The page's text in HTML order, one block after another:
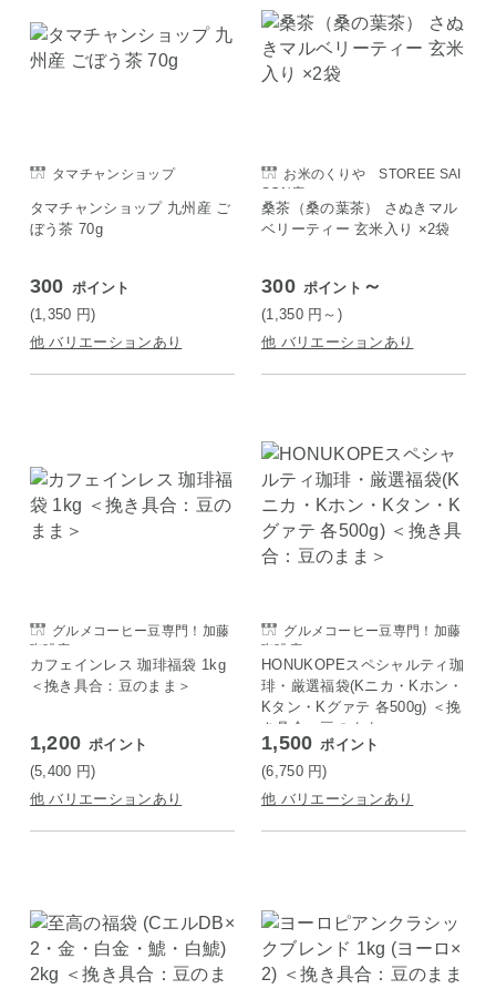
タマチャンショップ
タマチャンショップ 九州産 ご
ぼう茶 70g
300 ポイント
(1,350 円)
他 バリエーションあり
お米のくりや STOREE SAI
SON店
桑茶（桑の葉茶） さぬきマル
ベリーティー 玄米入り ×2袋
300 ポイント ～
(1,350 円 ～)
他 バリエーションあり
グルメコーヒー豆専門！加藤
珈琲店
カフェインレス 珈琲福袋 1kg
＜挽き具合：豆のまま＞
1,200 ポイント
(5,400 円)
他 バリエーションあり
グルメコーヒー豆専門！加藤
珈琲店
HONUKOPEスペシャルティ珈
琲・厳選福袋(Kニカ・Kホン・
Kタン・Kグァテ 各500g) ＜挽
き具合：豆のまま＞
1,500 ポイント
(6,750 円)
他 バリエーションあり